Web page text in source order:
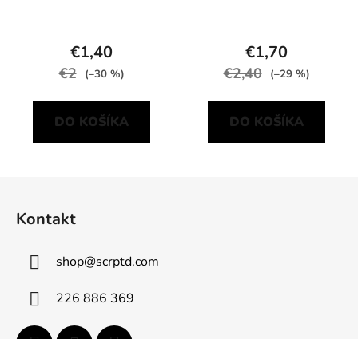
€1,40
€2 (–30 %)
DO KOŠÍKA
€1,70
€2,40 (–29 %)
DO KOŠÍKA
Kontakt
shop@scrptd.com
226 886 369